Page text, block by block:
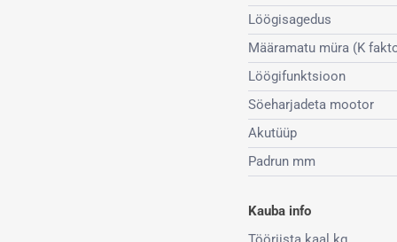
Löögisagedus
Määramatu müra (K
Löögifunktsioon
Söeharjadeta mootor
Akutüüp
Padrun mm
Kauba info